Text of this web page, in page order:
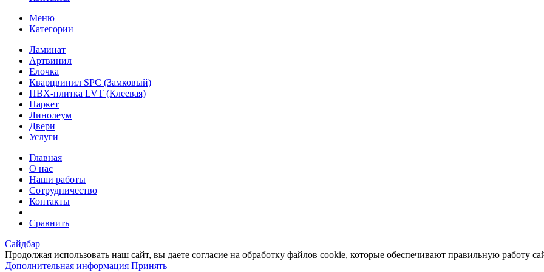
Меню
Категории
Ламинат
Артвинил
Елочка
Кварцвинил SPC (Замковый)
ПВХ-плитка LVT (Клеевая)
Паркет
Линолеум
Двери
Услуги
Главная
О нас
Наши работы
Сотрудничество
Контакты
Сравнить
Сайдбар
Продолжая использовать наш сайт, вы даете согласие на обработку файлов cookie, которые обеспечивают правильную работу
Дополнительная информация Принять